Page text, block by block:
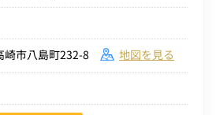
崎市八島町232-8
地図を見る